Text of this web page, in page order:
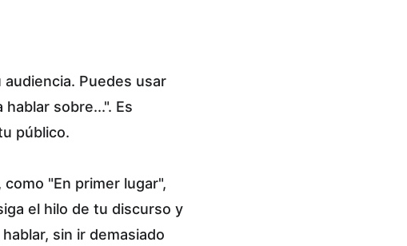
Puedes usar
sobre...". Es
público.
"En primer lugar",
el hilo de tu discurso y
sin ir demasiado